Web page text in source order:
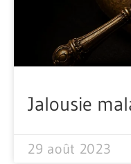
Jalousie
29 août 2023